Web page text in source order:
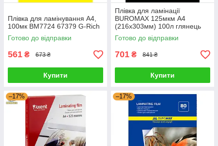
Плівка для ламінування А4,
100мк BM7724 67379 G-Rich
Готово до відправки
561 ₴ 673 ₴
Купити
Плівка для ламінації
BUROMAX 125мкм A4
(216x303мм) 100л глянець
67380 G-Rich
Готово до відправки
701 ₴ 841 ₴
Купити
–17% –17%